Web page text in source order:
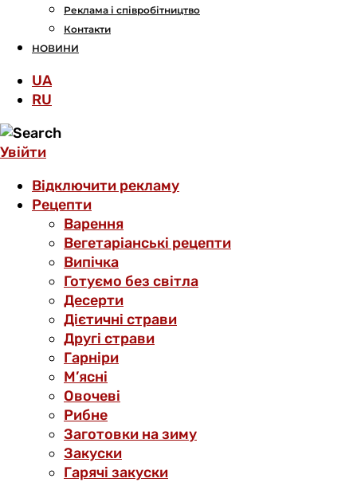
Реклама і співробітництво
Контакти
НОВИНИ
UA
RU
Увійти
Відключити рекламу
Рецепти
Варення
Вегетаріанські рецепти
Випічка
Готуємо без світла
Десерти
Дієтичні страви
Другі страви
Гарніри
М’ясні
Овочеві
Рибне
Заготовки на зиму
Закуски
Гарячі закуски